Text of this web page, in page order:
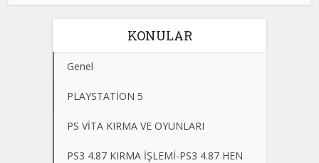
KONULAR
Genel
PLAYSTATİON 5
PS VİTA KIRMA VE OYUNLARI
PS3 4.87 KIRMA İŞLEMİ-PS3 4.87 HEN